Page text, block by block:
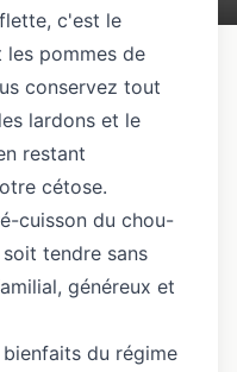
c'est le
les pommes de
conservez tout
lardons et le
restant
cétose.
cuisson du chou-
tendre sans
généreux et
du régime